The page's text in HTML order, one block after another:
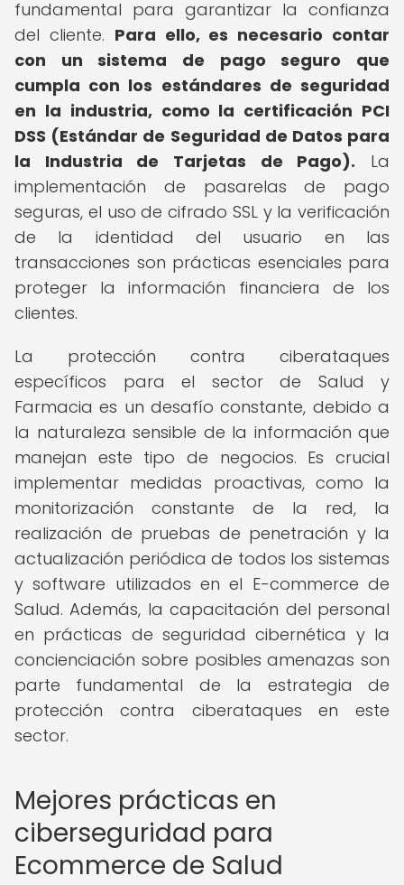
fundamental para garantizar la confianza
del cliente. Para ello, es necesario contar
con un sistema de pago seguro que
cumpla con los estándares de seguridad
en la industria, como la certificación PCI
DSS (Estándar de Seguridad de Datos para
la Industria de Tarjetas de Pago). La
implementación de pasarelas de pago
seguras, el uso de cifrado SSL y la verificación
de la identidad del usuario en las
transacciones son prácticas esenciales para
proteger la información financiera de los
clientes.
La protección contra ciberataques
específicos para el sector de Salud y
Farmacia es un desafío constante, debido a
la naturaleza sensible de la información que
manejan este tipo de negocios. Es crucial
implementar medidas proactivas, como la
monitorización constante de la red, la
realización de pruebas de penetración y la
actualización periódica de todos los sistemas
y software utilizados en el E-commerce de
Salud. Además, la capacitación del personal
en prácticas de seguridad cibernética y la
concienciación sobre posibles amenazas son
parte fundamental de la estrategia de
protección contra ciberataques en este
sector.
Mejores prácticas en
ciberseguridad para
Ecommerce de Salud